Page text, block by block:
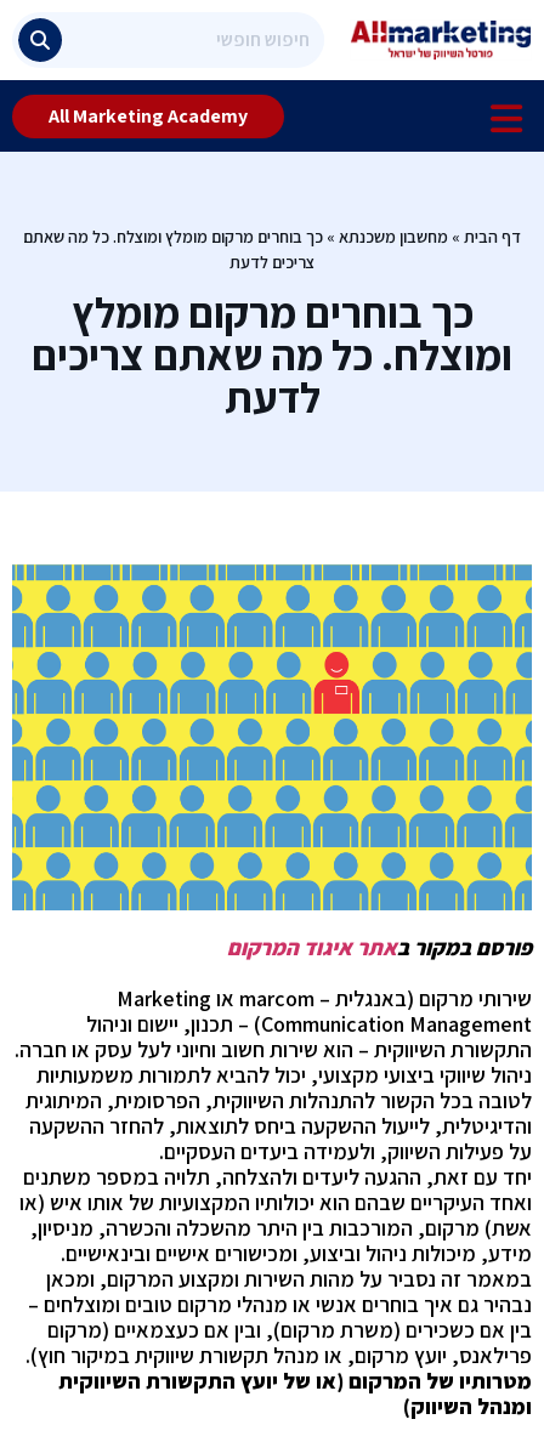
All Marketing Academy
דף הבית » מחשבון משכנתא » כך בוחרים מרקום מומלץ ומוצלח. כל מה שאתם
צריכים לדעת
כך בוחרים מרקום מומלץ
ומוצלח. כל מה שאתם צריכים
לדעת
פורסם במקור באתר איגוד המרקום
שירותי מרקום (באנגלית – marcom או Marketing
Communication Management) – תכנון, יישום וניהול
התקשורת השיווקית – הוא שירות חשוב וחיוני לעל עסק או חברה.
ניהול שיווקי ביצועי מקצועי, יכול להביא לתמורות משמעותיות
לטובה בכל הקשור להתנהלות השיווקית, הפרסומית, המיתוגית
והדיגיטלית, לייעול ההשקעה ביחס לתוצאות, להחזר ההשקעה
על פעילות השיווק, ולעמידה ביעדים העסקיים.
יחד עם זאת, ההגעה ליעדים ולהצלחה, תלויה במספר משתנים
ואחד העיקריים שבהם הוא יכולותיו המקצועיות של אותו איש (או
אשת) מרקום, המורכבות בין היתר מהשכלה והכשרה, מניסיון,
מידע, מיכולות ניהול וביצוע, ומכישורים אישיים ובינאישיים.
במאמר זה נסביר על מהות השירות ומקצוע המרקום, ומכאן
נבהיר גם איך בוחרים אנשי או מנהלי מרקום טובים ומוצלחים –
בין אם כשכירים (משרת מרקום), ובין אם כעצמאיים (מרקום
פרילאנס, יועץ מרקום, או מנהל תקשורת שיווקית במיקור חוץ).
מטרותיו של המרקום(או של יועץ התקשורת השיווקית
ומנהל השיווק)